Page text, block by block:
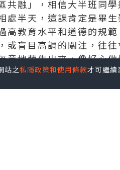
共融」，相信大半班同
半天，這課肯定是畢生
高教育水平和道德的規
或盲目高調的關注，往
意地萌生出來，像好心
站之私隱政策和使用條款才可繼續